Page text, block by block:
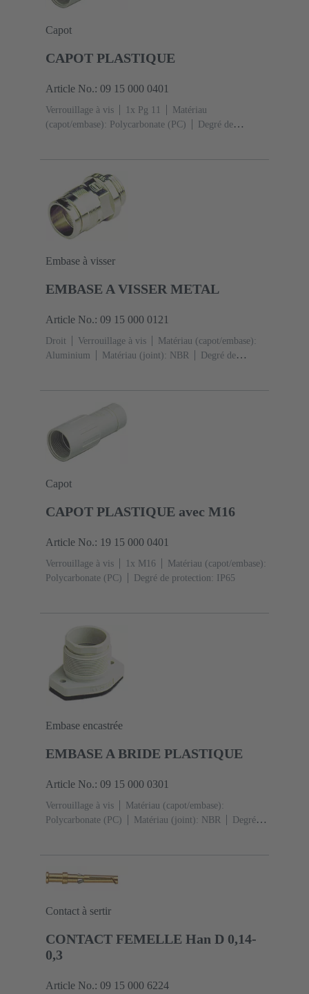
Capot
CAPOT PLASTIQUE
Article No.: 09 15 000 0401
Verrouillage à vis 1x Pg 11
Matériau
(capot/embase): Polycarbonate (PC)
Degré de
Embase à visser
EMBASE A VISSER METAL
Article No.: 09 15 000 0121
Droit Verrouillage à vis
Matériau (capot/embase):
Aluminium
Matériau (joint): NBR
Degré de
Capot
CAPOT PLASTIQUE avec M16
Article No.: 19 15 000 0401
Verrouillage à vis 1x M16
Matériau (capot/embase):
Polycarbonate (PC)
Degré de protection: IP65
Embase encastrée
EMBASE A BRIDE PLASTIQUE
Article No.: 09 15 000 0301
Verrouillage à vis
Matériau (capot/embase):
Polycarbonate (PC)
Matériau (joint): NBR
Degré de
Contact à sertir
CONTACT FEMELLE Han D 0,14-
0,3
Article No.: 09 15 000 6224